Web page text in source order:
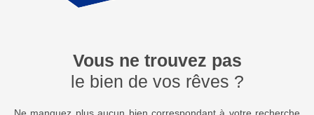
Vous ne trouvez pas
le bien de vos rêves ?